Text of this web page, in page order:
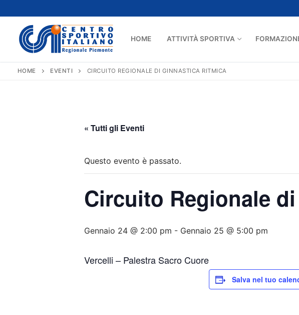
al
contenuto
HOME ATTIVITÀ SPORTIVA
HOME EVENTI CIRCUITO REGIONALE DI GINNASTICA RITMICA
« Tutti gli Eventi
Questo evento è passato.
Circuito Regionale
Gennaio 24 @ 2:00 pm - Gennaio 25 @ 5:00 pm
Vercelli – Palestra Sacro Cuore
Salva nel tuo